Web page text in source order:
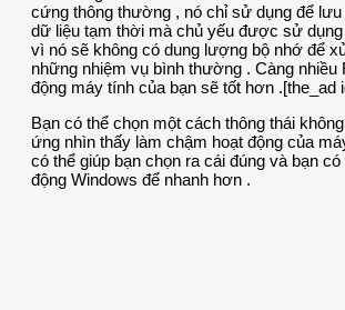
cứng thông thường , nó chỉ sử dụng để
dữ liệu tạm thời mà chủ yếu được sử
vì nó sẽ không có dung lượng bộ nhớ để
những nhiệm vụ bình thường . Càng nhiều
động máy tính của bạn sẽ tốt hơn .[the_ad
Bạn có thể chọn một cách thông thái
ứng nhìn thấy làm chậm hoạt động của
có thể giúp bạn chọn ra cái đúng và bạn
động Windows để nhanh hơn .